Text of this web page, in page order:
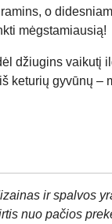
o
mėgstamiausią!
džiugins
keturių gyvūnų
ir spalvos
nuo pačios